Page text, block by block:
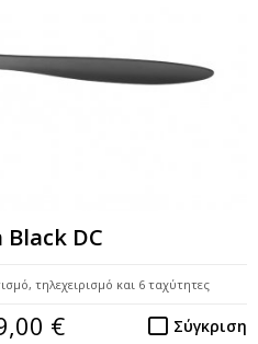
DC
τηλεχειρισμό και 6 ταχύτητες
Σύγκριση
€